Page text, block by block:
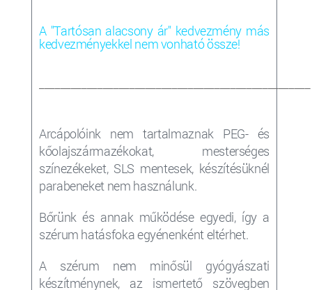
A "Tartósan alacsony ár" kedvezmény más
kedvezményekkel nem vonható össze!
Arcápolóink nem tartalmaznak PEG- és
kőolajszármazékokat, mesterséges
színezékeket, SLS mentesek, készítésüknél
parabeneket nem használunk.
Bőrünk és annak működése egyedi, így a
szérum hatásfoka egyénenként eltérhet.
A szérum nem minősül gyógyászati
készítménynek, az ismertető szövegben